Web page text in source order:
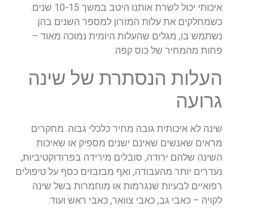
איכותי יכול לשרת אותנו היטב במשך 10-15 שנים.
כשמחלקים את עלות המזרון למספר השנים בהן
נשתמש בו, מגלים שהעלות היומית נמוכה מאוד –
פחות מהמחיר של כוס קפה.
העלות הנסתרת של שינה
גרועה
שינה לא איכותית גובה מחיר כלכלי גבוה. מחקרים
מראים שאנשים שאינם ישנים מספיק או שאיכות
השינה שלהם ירודה, סובלים מירידה בפרודוקטיביות,
נעדרים יותר מהעבודה, ואף מבזבזים כסף על טיפולים
רפואיים לבעיות שנגרמות או מוחמרות בשל שינה
לקויה – כאבי גב, כאבי צוואר, כאבי ראש ועוד.